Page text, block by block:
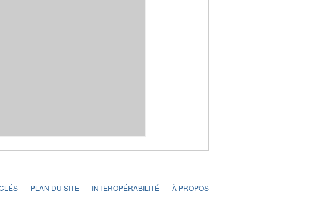
PLAN DU SITE INTEROPÉRABILITÉ À PROPOS